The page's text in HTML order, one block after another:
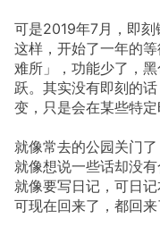
可是2019年7月，即
这样，开始了一年的
难所」，功能少了，
跃。其实没有即刻的
变，只是会在某些特定
就像常去的公园关门了
就像想说一些话却没
就像要写日记，可日
可现在回来了，都回